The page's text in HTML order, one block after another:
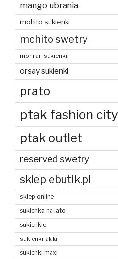
mango ubrania
mohito sukienki
mohito swetry
monnari sukienki
orsay sukienki
prato
ptak fashion city
ptak outlet
reserved swetry
sklep ebutik.pl
sklep online
sukienka na lato
sukienkie
sukienki lalala
sukienki maxi